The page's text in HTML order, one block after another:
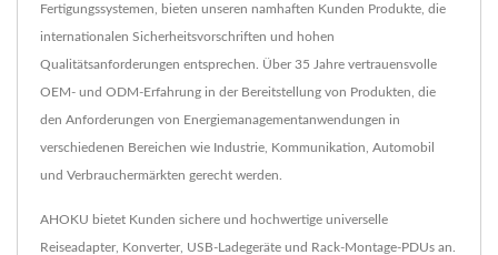
Fertigungssystemen, bieten unseren namhaften Kunden Produkte, die
internationalen Sicherheitsvorschriften und hohen
Qualitätsanforderungen entsprechen. Über 35 Jahre vertrauensvolle
OEM- und ODM-Erfahrung in der Bereitstellung von Produkten, die
den Anforderungen von Energiemanagementanwendungen in
verschiedenen Bereichen wie Industrie, Kommunikation, Automobil
und Verbrauchermärkten gerecht werden.
AHOKU bietet Kunden sichere und hochwertige universelle
Reiseadapter, Konverter, USB-Ladegeräte und Rack-Montage-PDUs an.